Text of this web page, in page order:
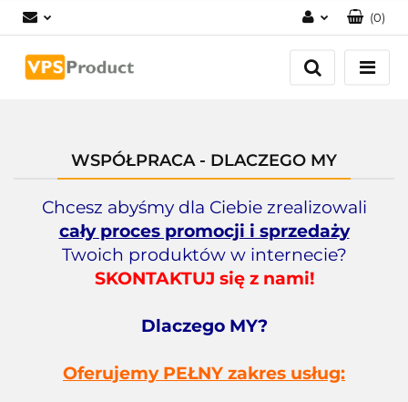
Zaloguj się
Zarejestruj się
(0)
WSPÓŁPRACA - DLACZEGO MY
Chcesz abyśmy dla Ciebie zrealizowali
cały proces promocji i sprzedaży
Twoich produktów w internecie?
SKONTAKTUJ się z nami!
Dlaczego MY?
Oferujemy PEŁNY zakres usług: